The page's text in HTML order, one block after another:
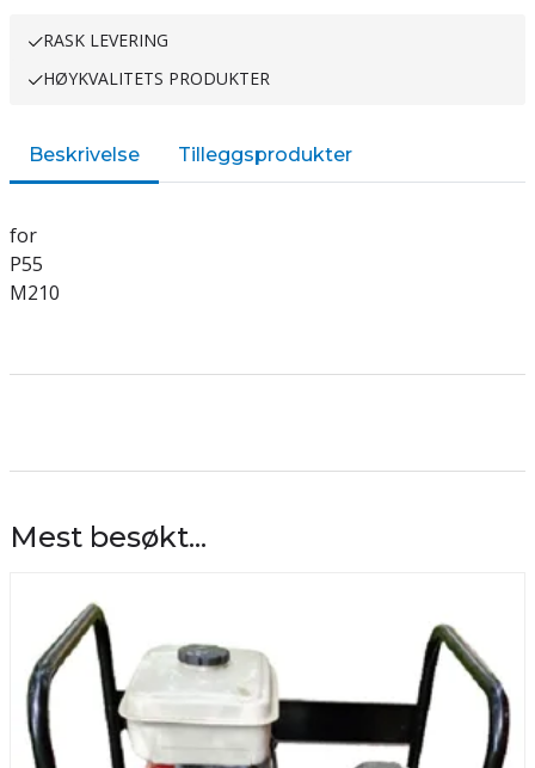
RASK LEVERING
HØYKVALITETS PRODUKTER
Beskrivelse Tilleggsprodukter
for
P55
M210
Mest besøkt...